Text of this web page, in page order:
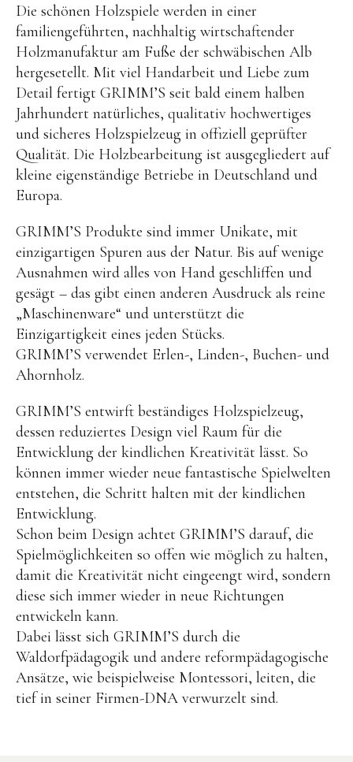
Konges Sløjd
KUMI MOOD Spielkunst
BENA | Holzbausteine
Min Min Copenhagen
LIVING PUPPETS®
Orange toys
HAPE Spielzeug
OYOY living Spielzeug
Kraul Spielzeug
Wilesco Dampfmaschinen
Konges Sløjd Spielzeug
MIKANU Babyrasseln
Geschenke zur Geburt
InstagramPinterest
Die schönen Holzspiele werden in einer
familiengeführten, nachhaltig wirtschaftender
Holzmanufaktur am Fuße der schwäbischen Alb
hergesetellt. Mit viel Handarbeit und Liebe zum
Detail fertigt GRIMM’S seit bald einem halben
Jahrhundert natürliches, qualitativ hochwertiges
und sicheres Holzspielzeug in offiziell geprüfter
Qualität. Die Holzbearbeitung ist ausgegliedert auf
kleine eigenständige Betriebe in Deutschland und
Europa.
GRIMM’S Produkte sind immer Unikate, mit
einzigartigen Spuren aus der Natur. Bis auf wenige
Ausnahmen wird alles von Hand geschliffen und
gesägt – das gibt einen anderen Ausdruck als reine
„Maschinenware“ und unterstützt die
Einzigartigkeit eines jeden Stücks.
GRIMM’S verwendet Erlen-, Linden-, Buchen- und
Ahornholz.
GRIMM’S entwirft beständiges Holzspielzeug,
dessen reduziertes Design viel Raum für die
Entwicklung der kindlichen Kreativität lässt. So
können immer wieder neue fantastische Spielwelten
entstehen, die Schritt halten mit der kindlichen
Entwicklung.
Schon beim Design achtet GRIMM’S darauf, die
Spielmöglichkeiten so offen wie möglich zu halten,
damit die Kreativität nicht eingeengt wird, sondern
diese sich immer wieder in neue Richtungen
entwickeln kann.
Dabei lässt sich GRIMM’S durch die
Waldorfpädagogik und andere reformpädagogische
Ansätze, wie beispielweise Montessori, leiten, die
tief in seiner Firmen-DNA verwurzelt sind.